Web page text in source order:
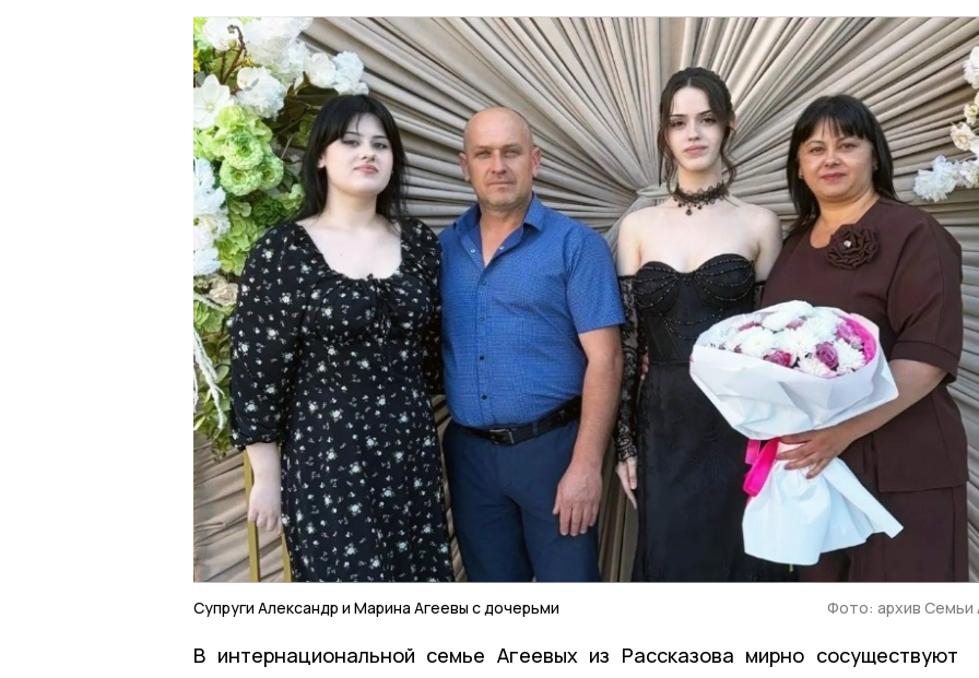
Супруги Александр и Марина Агеевы с дочерьми Фото: архив Семьи
В интернациональной семье Агеевых из Рассказова мирно сосуществуют